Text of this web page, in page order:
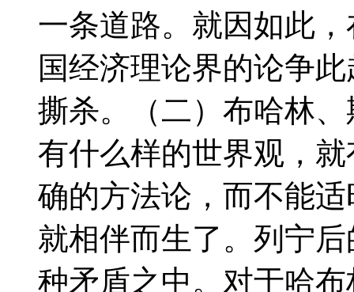
一条道路。就因如此
国经济理论界的论争
撕杀。（二）布哈林、
有什么样的世界观，
确的方法论，而不能
就相伴而生了。列宁
种矛盾之中。对于哈